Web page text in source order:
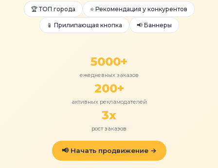
🏆 ТОП города ⭐ Рекомендация у конкурентов
📱 Прилипающая кнопка 📢 Баннеры
5000+
ежедневных заказов
200+
активных рекламодателей
3x
рост заказов
📢 Начать продвижение →